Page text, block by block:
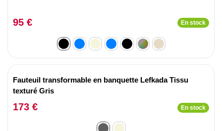
95 € En stock
Fauteuil transformable en banquette Lefkada Tissu
texturé Gris
173 € En stock